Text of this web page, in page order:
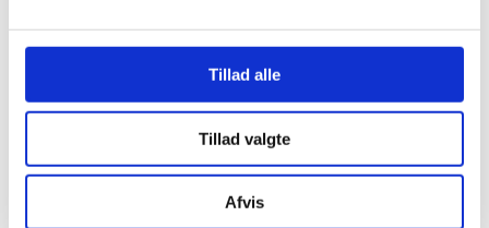
Tillad alle
Tillad valgte
Afvis